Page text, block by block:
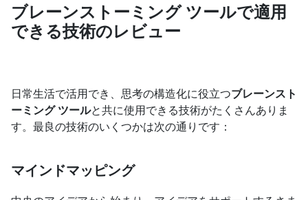
ブレーンストーミング ツールで適用
できる技術のレビュー
日常生活で活用でき、思考の構造化に役立つブレーンスト
ーミング ツールと共に使用できる技術がたくさんありま
す。最良の技術のいくつかは次の通りです：
マインドマッピング